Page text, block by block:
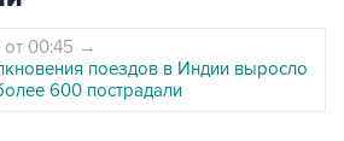
от 00:45 →
поездов в Индии выросло
600 пострадали